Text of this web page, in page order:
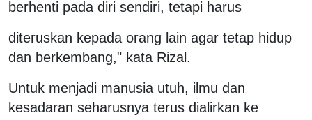
berhenti pada diri sendiri, tetapi harus
diteruskan kepada orang lain agar tetap hidup
dan berkembang," kata Rizal.
Untuk menjadi manusia utuh, ilmu dan
kesadaran seharusnya terus dialirkan ke